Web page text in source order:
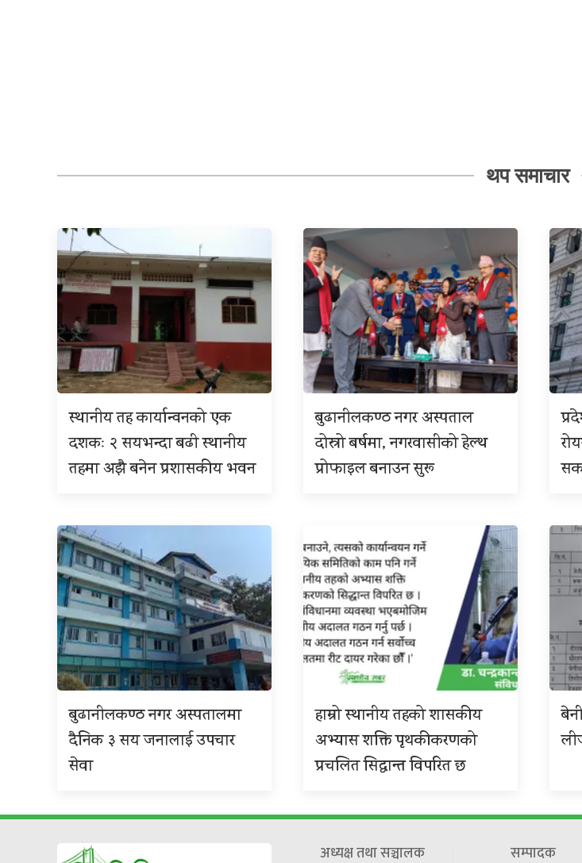
थप समाचार
स्थानीय तह कार्यान्वनको एक
दशकः २ सयभन्दा बढी स्थानीय
तहमा अझै बनेन प्रशासकीय भवन
बुढानीलकण्ठ नगर अस्पताल
दोस्रो बर्षमा, नगरवासीको हेल्थ
प्रोफाइल बनाउन सुरू
बुढानीलकण्ठ नगर अस्पतालमा
दैनिक ३ सय जनालाई उपचार
सेवा
हाम्रो स्थानीय तहको शासकीय
अभ्यास शक्ति पृथकीकरणको
प्रचलित सिद्धान्त विपरित छ
अध्यक्ष तथा सञ्चालक सम्पादक